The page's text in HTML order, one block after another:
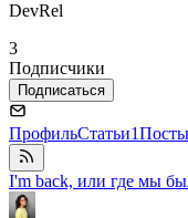
DevRel
3
Подписчики
Подписаться
ПрофильСтатьи1Посты
I'm back, или где мы